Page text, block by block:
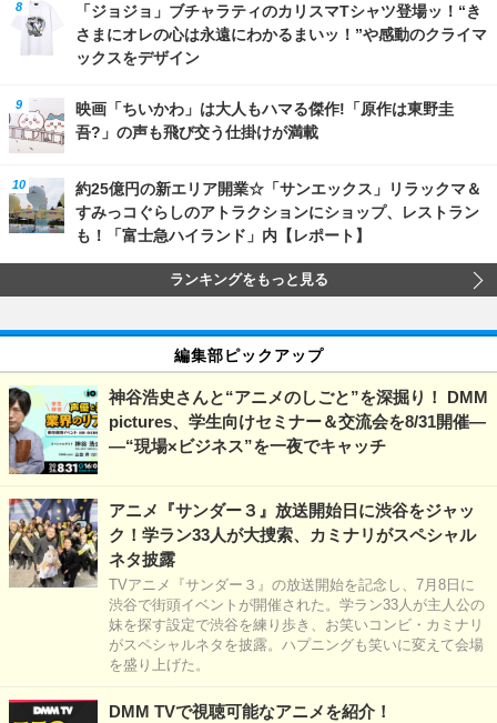
「ジョジョ」ブチャラティのカリスマTシャツ登場ッ！“き
さまにオレの心は永遠にわかるまいッ！”や感動のクライマ
ックスをデザイン
映画「ちいかわ」は大人もハマる傑作!「原作は東野圭
吾?」の声も飛び交う仕掛けが満載
約25億円の新エリア開業☆「サンエックス」リラックマ＆
すみっコぐらしのアトラクションにショップ、レストラン
も！「富士急ハイランド」内【レポート】
ランキングをもっと見る
編集部ピックアップ
神谷浩史さんと“アニメのしごと”を深掘り！ DMM
pictures、学生向けセミナー＆交流会を8/31開催―
―“現場×ビジネス”を一夜でキャッチ
アニメ『サンダー３』放送開始日に渋谷をジャッ
ク！学ラン33人が大捜索、カミナリがスペシャル
ネタ披露
TVアニメ『サンダー３』の放送開始を記念し、7月8日に
渋谷で街頭イベントが開催された。学ラン33人が主人公の
妹を探す設定で渋谷を練り歩き、お笑いコンビ・カミナリ
がスペシャルネタを披露。ハプニングも笑いに変えて会場
を盛り上げた。
DMM TVで視聴可能なアニメを紹介！